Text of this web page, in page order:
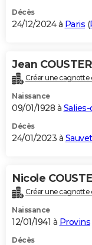
S'inscrire
Se connecter
Lycées
Collèges
Primaires
Universités
Entreprises
Service militaire
Avis de recherche
AVIS DE DÉCÈS
Bricolage
Lifestyle
Culture
Sport
Auto
Television
Voyage
Cinema
Décès
24/12/2024 à Paris (
Jean
Créer une cagnotte
Naissance
09/01/1928 à
Décès
24/01/2023 à
Nicole
Créer une cagnotte
Naissance
12/01/1941 à Provins
Décès